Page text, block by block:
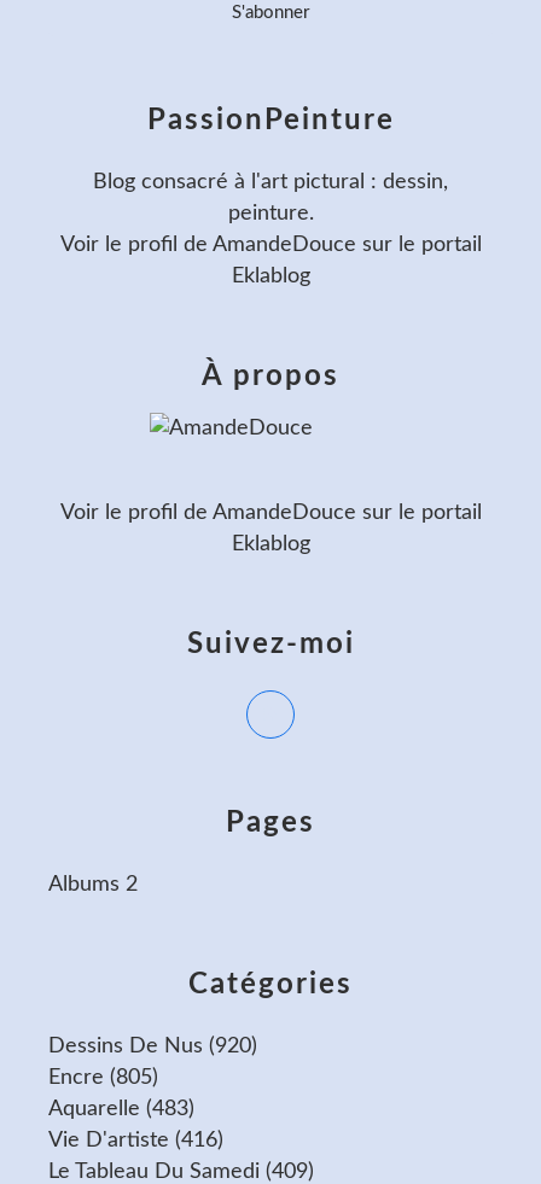
Catégories
Dessins De Nus (920)
Encre (805)
Aquarelle (483)
Vie D'artiste (416)
Le Tableau Du Samedi (409)
Pages
Albums 2
PassionPeinture
Blog consacré à l'art pictural : dessin,
peinture.
Voir le profil de AmandeDouce sur le portail
Eklablog
Suivez-moi
À propos
Voir le profil de AmandeDouce sur le portail
Eklablog